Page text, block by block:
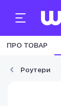
ПРО ТОВАР
Роутери